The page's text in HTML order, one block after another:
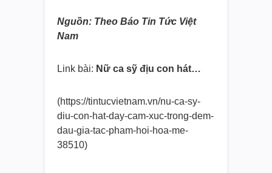
Nguồn: Theo Báo Tin Tức Việt
Nam
Link bài: Nữ ca sỹ địu con hát…
(https://tintucvietnam.vn/nu-ca-sy-
diu-con-hat-day-cam-xuc-trong-dem-
dau-gia-tac-pham-hoi-hoa-me-
38510)